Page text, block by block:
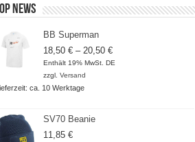
News
BB Superman
18,50 € – 20,50 €Preisspanne:
18,50 €
Enthält 19% MwSt. DE
zzgl. Versand
ca. 10 Werktage
SV70 Beanie
11,85 €